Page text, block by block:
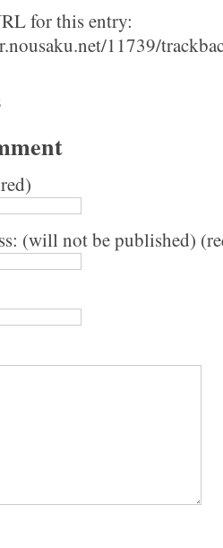
for this entry:
11739/
(will not be published)